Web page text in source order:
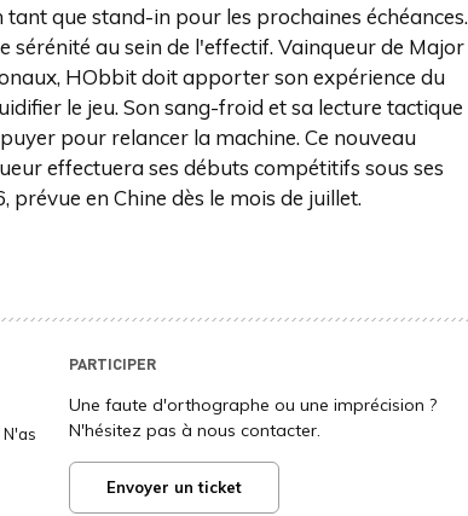
que stand-in pour les prochaines échéances.
au sein de l'effectif. Vainqueur de Major
HObbit doit apporter son expérience du
le jeu. Son sang-froid et sa lecture tactique
pour relancer la machine. Ce nouveau
effectuera ses débuts compétitifs sous ses
prévue en Chine dès le mois de juillet.
PARTICIPER
Une faute d'orthographe ou une imprécision ?
N'hésitez pas à nous contacter.
Envoyer un ticket